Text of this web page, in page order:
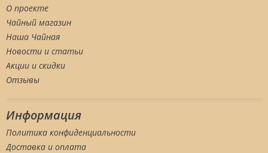
О проекте
Чайный магазин
Наша Чайная
Новости и статьи
Акции и скидки
Отзывы
Информация
Политика конфиденциальности
Доставка и оплата